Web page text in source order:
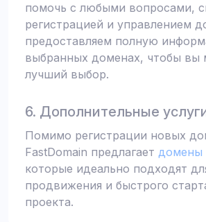
помочь с любыми вопросами,
регистрацией и управлением
предоставляем полную
выбранных доменах, чтобы вы
лучший выбор.
6. Дополнительные
Помимо регистрации новых
FastDomain предлагает домены
которые идеально подходят
продвижения и быстрого
проекта.